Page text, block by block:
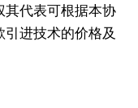
其代表可根据本协
进技术的价格及